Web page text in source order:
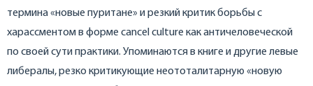
термина «новые пуритане» и резкий критик борьбы с
харассментом в форме cancel culture как античеловеческой
по своей сути практики. Упоминаются в книге и другие левые
либералы, резко критикующие неототалитарную «новую